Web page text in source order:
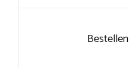
Bestellen